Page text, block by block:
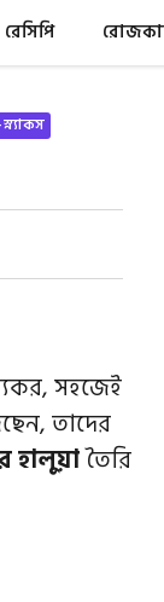
স্ন্যাকস
সহজেই
তাদের
হালুয়াতৈরি